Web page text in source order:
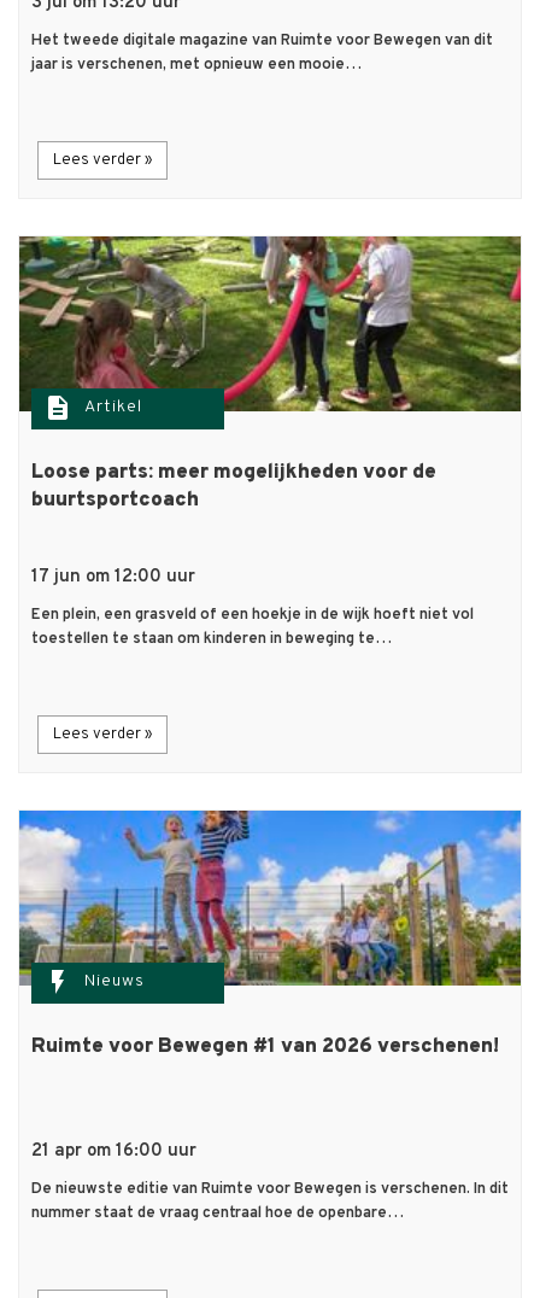
Het tweede digitale magazine van Ruimte voor Bewegen van dit
jaar is verschenen, met opnieuw een mooie…
Lees verder »
description Artikel
Loose parts: meer mogelijkheden voor de
buurtsportcoach
17 jun om 12:00 uur
Een plein, een grasveld of een hoekje in de wijk hoeft niet vol
toestellen te staan om kinderen in beweging te…
Lees verder »
flash_on Nieuws
Ruimte voor Bewegen #1 van 2026 verschenen!
21 apr om 16:00 uur
De nieuwste editie van Ruimte voor Bewegen is verschenen. In dit
nummer staat de vraag centraal hoe de openbare…